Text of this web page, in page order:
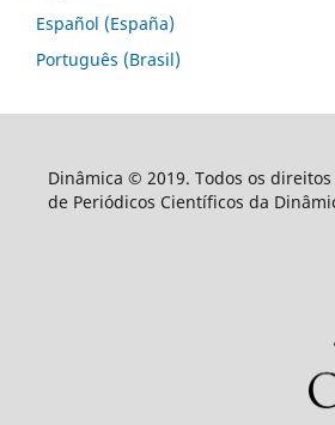
Español (España)
Português (Brasil)
Dinâmica © 2019. Todos os
de Periódicos Científicos da